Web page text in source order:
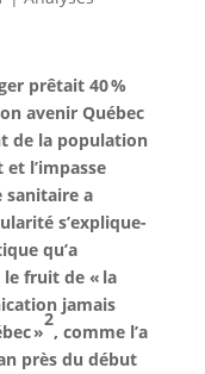
prêtait 40 %
avenir Québec
de la population
l’impasse
sanitaire a
s’explique-
qu’a
fruit de « la
jamais
»
2
, comme l’a
près du début